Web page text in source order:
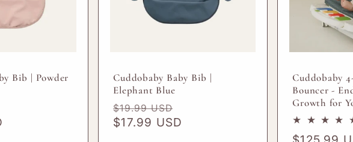
Bib | Powder
promotionnel
Cuddobaby Baby Bib |
Elephant Blue
Prix
habituel
$19.99 USD
promotionnel
$17.99 USD
Cuddobaby
Bouncer -
Growth for